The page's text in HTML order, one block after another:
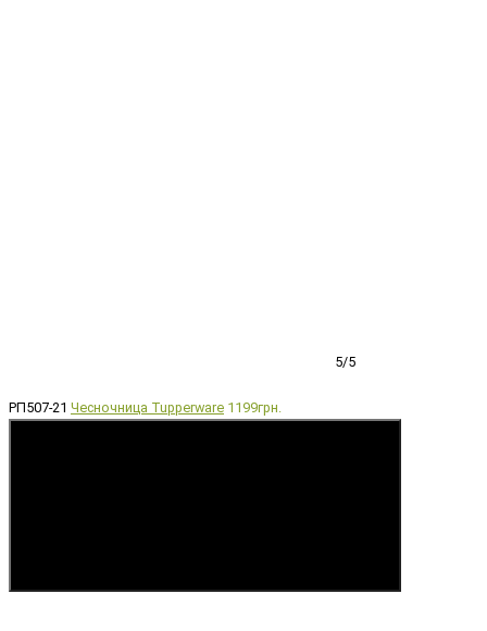
5/5
РП507-21 Чесночница Tupperware 1199грн.